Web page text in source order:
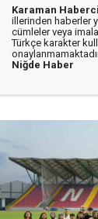
Karaman
illerinden haberler
cümleler veya
Türkçe karakter
Niğde Haber